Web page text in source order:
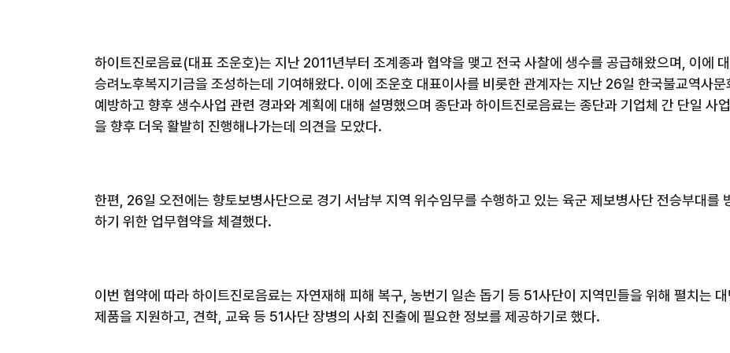
하이트진로음료(대표 조운호)는 지난 2011년부터 조계종과 협약을 맺고 전국 사찰에 생수를 공급해왔으며 이에
승려노후복지기금을 조성하는데 기여해왔다. 이에 조운호 대표이사를 비롯한 관계자는 지난 26일 한국불교역사
예방하고 향후 생수사업 관련 경과와 계획에 대해 설명했으며 종단과 하이트진로음료는 종단과 기업체 간 단일 사
을 향후 더욱 활발히 진행해나가는데 의견을 모았다.
한편 , 26일 오전에는 향토보병사단으로 경기 서남부 지역 위수임무를 수행하고 있는 육군 제 보병사단 전승부대를
하기 위한 업무협약을 체결했다.
이번 협약에 따라 하이트진로음료는 자연재해 피해 복구 농번기 일손 돕기 등 51사단이 지역민들을 위해 펼치는
제품을 지원하고 견학 교육 등 51사단 장병의 사회 진출에 필요한 정보를 제공하기로 했다.